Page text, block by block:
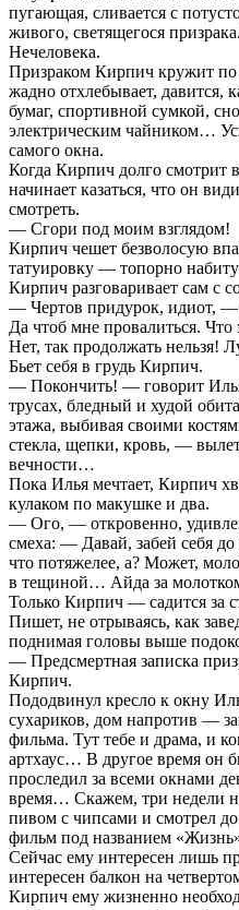
пугающая, сливается с
живого, светящегося призрака.
Нечеловека.
Призраком Кирпич кружит по
жадно отхлебывает, давится,
бумаг, спортивной сумкой,
электрическим чайником…
самого окна.
Когда Кирпич долго смотрит
начинает казаться, что он
смотреть.
— Сгори под моим взглядом!
Кирпич чешет безволосую
татуировку — топорно
Кирпич разговаривает сам с
— Чертов придурок, идиот,
Да чтоб мне провалиться.
Нет, так продолжать нельзя!
Бьет себя в грудь Кирпич.
— Покончить! — говорит
трусах, бледный и худой
этажа, выбивая своими
стекла, щепки, кровь, —
вечности…
Пока Илья мечтает, Кирпич
кулаком по макушке и два.
— Ого, — откровенно,
смеха: — Давай, забей себя
что потяжелее, а? Может,
в тещиной… Айда за
Только Кирпич — садится за
Пишет, не отрываясь, как
поднимая головы выше
— Предсмертная записка
Кирпич.
Пододвинул кресло к окну
сухариков, дом напротив —
фильма. Тут тебе и драма, и
артхаус… В другое время он
проследил за всеми окнами
время… Скажем, три недели
пивом с чипсами и смотрел до
фильм под названием
Сейчас ему интересен лишь
интересен балкон на
Кирпич ему жизненно